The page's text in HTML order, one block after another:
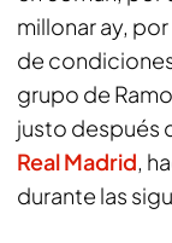
millonar ay,
de
grupo de
justo después
Real Madrid,
durante las